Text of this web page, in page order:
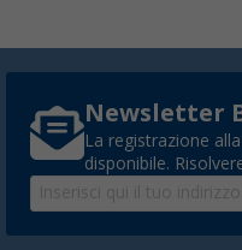
Newsletter
La registrazione
disponibile.